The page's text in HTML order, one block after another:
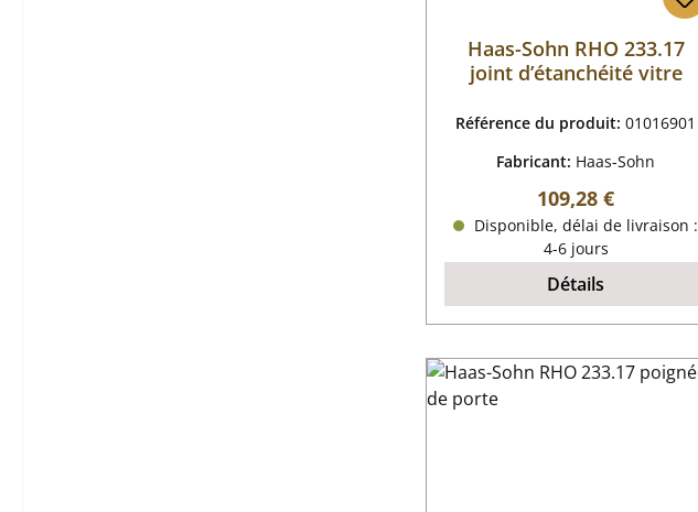
Haas-Sohn RHO 233.17
joint d’étanchéité vitre
Référence du produit:01016901
Fabricant: Haas-Sohn
Prix régulier :
109,28 €
Disponible, délai de livraison :
4-6 jours
Détails